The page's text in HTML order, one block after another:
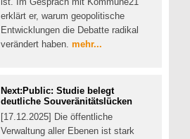
erklärt er, warum geopolitische
Entwicklungen die Debatte radikal
verändert haben. mehr...
Next:Public: Studie belegt
deutliche Souveränitätslücken
[17.12.2025] Die öffentliche
Verwaltung aller Ebenen ist stark